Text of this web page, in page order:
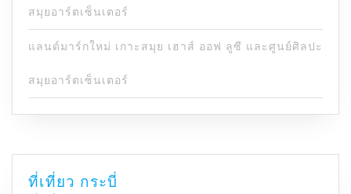
สมุยอาร์ตเซ็นเตอร์
แลนด์มาร์กใหม่ เกาะสมุย เฮาส์ ออฟ ลูซี และศูนย์ศิลปะ
สมุยอาร์ตเซ็นเตอร์
ที่เที่ยว กระบี่